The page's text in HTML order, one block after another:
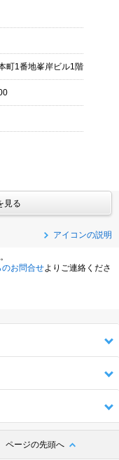
町1番地峯岸ビル1階
見る
アイコンの説明
のお問合せよりご連絡くださ
ページの先頭へ